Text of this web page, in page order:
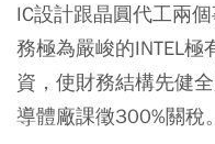
IC設計跟晶圓代工兩
務極為嚴峻的INTEL
資，使財務結構先健
導體廠課徵300%關稅。